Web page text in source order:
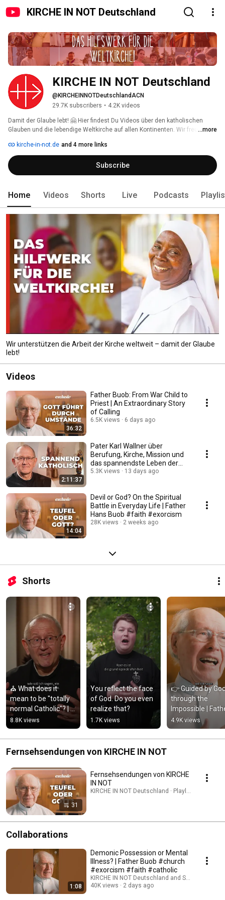
KIRCHE IN NOT Deutschland
KIRCHE IN NOT Deutschland
@KIRCHEINNOTDeutschlandACN
29.7K subscribers • 4.2K videos
Damit der Glaube lebt! 🤗 Hier findest Du Videos über den katholischen
Glauben und die lebendige Weltkirche auf allen Kontinenten. Wir freuen uns
möchtest: Kanal abonnieren!
...more
kirche-in-not.de and 4 more links
Subscribe
Home Videos Shorts Live Podcasts
Wir unterstützen die Arbeit der Kirche weltweit – damit der Glaube
lebt!
Videos
36:32
Father Buob: From War Child to
Priest | An Extraordinary Story
of Calling
6.5K views 6 days ago
2:11:37
Pater Karl Wallner über
Berufung, Kirche, Mission und
das spannendste Leben der
Welt #katholisch
5.3K views 13 days ago
14:04
Devil or God? On the Spiritual
Battle in Everyday Life | Father
Hans Buob #faith #exorcism
28K views 2 weeks ago
Shorts
⛪ What does it
mean to be "totally
normal Catholic"? |
Father Karl Wallner
8.8K views
You reflect the face
of God. Do you even
realize that?
1.7K views
👉 Guided by
through the
Impossible |
Buob
4.9K views
Fernsehsendungen von KIRCHE IN NOT
31
Fernsehsendungen von KIRCHE
IN NOT
KIRCHE IN NOT Deutschland · Playlist
Collaborations
1:08
Demonic Possession or Mental
Illness? | Father Buob #church
#exorcism #faith #catholic
KIRCHE IN NOT Deutschland and St. Ulrich
40K views
2 days ago